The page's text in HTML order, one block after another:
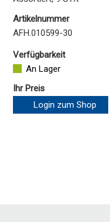
Artikelnummer
AFH.010599-30
Verfügbarkeit
An Lager
Ihr Preis
Login zum Shop